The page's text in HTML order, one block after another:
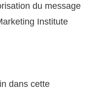
du message
Institute
dans cette